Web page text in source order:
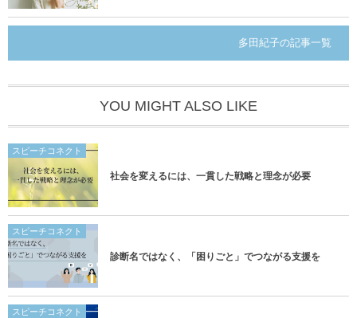
多田紀子の記事一覧
YOU MIGHT ALSO LIKE
スピーチコネクト
社会を変えるには、一貫した戦略と理念が必要
スピーチコネクト
診断名ではなく、「困りごと」でつながる支援を
スピーチコネクト